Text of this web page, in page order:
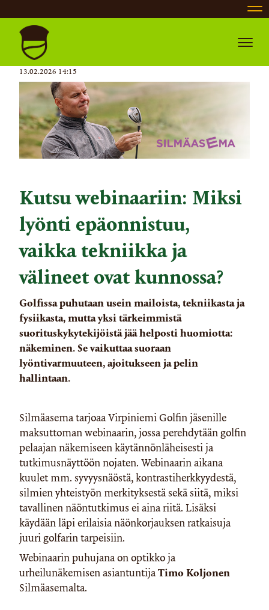
13.02.2026 14:15
Kutsu webinaariin: Miksi
lyönti epäonnistuu,
vaikka tekniikka ja
välineet ovat kunnossa?
Golfissa puhutaan usein mailoista, tekniikasta ja
fysiikasta, mutta yksi tärkeimmistä
suorituskykytekijöistä jää helposti huomiotta:
näkeminen. Se vaikuttaa suoraan
lyöntivarmuuteen, ajoitukseen ja pelin
hallintaan.
Silmäasema tarjoaa Virpiniemi Golfin jäsenille
maksuttoman webinaarin, jossa perehdytään golfin
pelaajan näkemiseen käytännönläheisesti ja
tutkimusnäyttöön nojaten. Webinaarin aikana
kuulet mm. syvyysnäöstä, kontrastiherkkyydestä,
silmien yhteistyön merkityksestä sekä siitä, miksi
tavallinen näöntutkimus ei aina riitä. Lisäksi
käydään läpi erilaisia näönkorjauksen ratkaisuja
juuri golfarin tarpeisiin.
Webinaarin puhujana on optikko ja
urheilunäkemisen asiantuntijaTimo Koljonen
Silmäasemalta.